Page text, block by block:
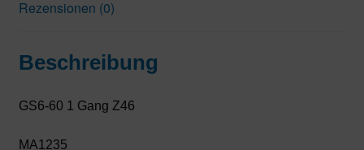
Rezensionen (0)
Beschreibung
GS6-60 1 Gang Z46
MA1235